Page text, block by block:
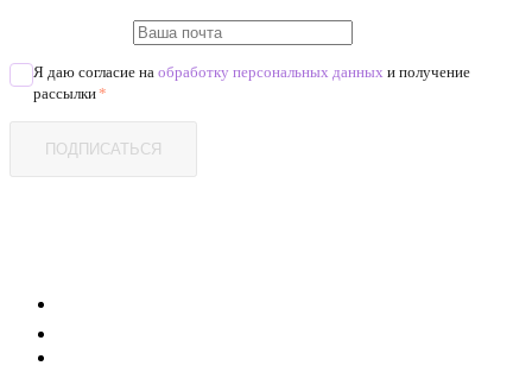
Я даю согласие на обработку персональных данных и получение
рассылки*
ПОДПИСАТЬСЯ